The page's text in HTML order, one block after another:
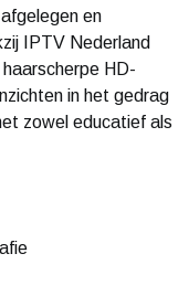
en
IPTV Nederland
HD-
in het gedrag
zowel educatief als